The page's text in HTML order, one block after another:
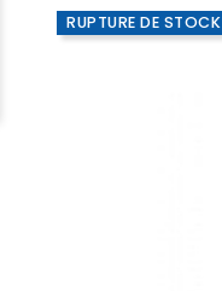
RUPTURE DE STOCK